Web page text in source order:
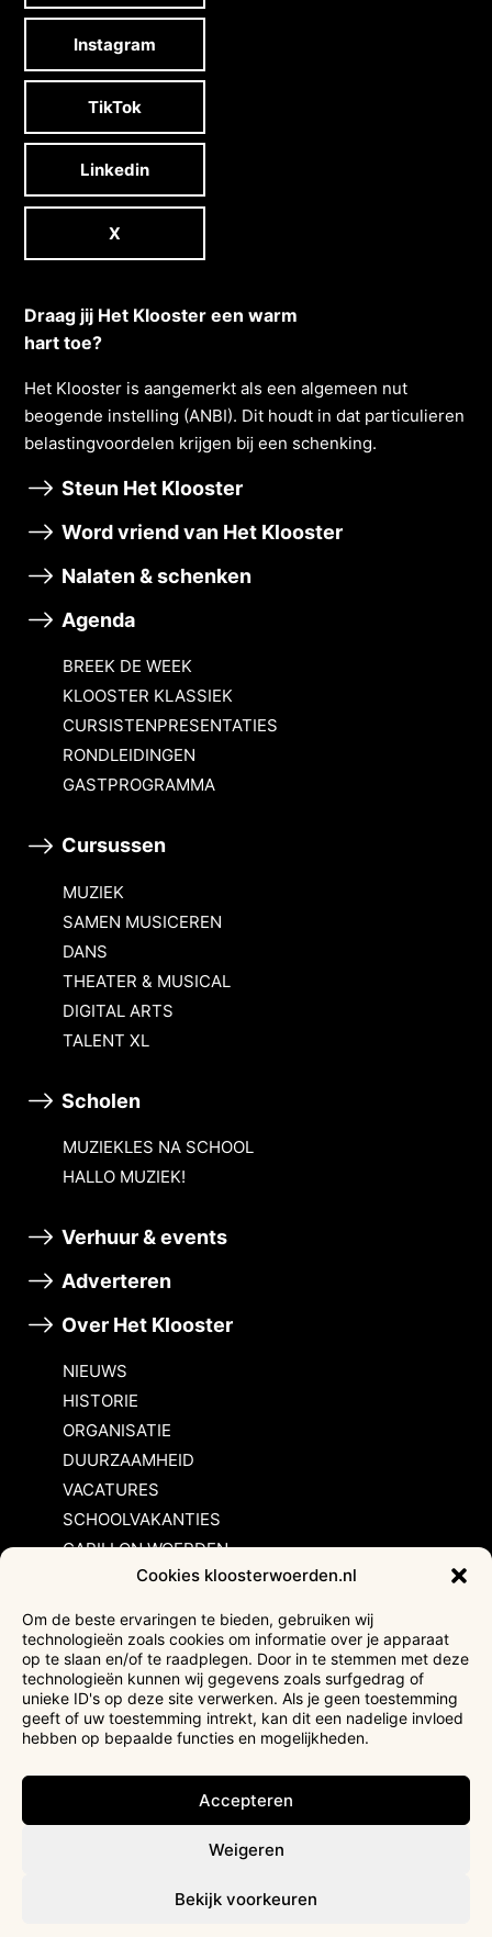
Cookies kloosterwoerden.nl
Om de beste ervaringen te bieden, gebruiken wij
technologieën zoals cookies om informatie over je apparaat
op te slaan en/of te raadplegen. Door in te stemmen met deze
technologieën kunnen wij gegevens zoals surfgedrag of
unieke ID's op deze site verwerken. Als je geen toestemming
geeft of uw toestemming intrekt, kan dit een nadelige invloed
hebben op bepaalde functies en mogelijkheden.
Accepteren
Weigeren
Bekijk voorkeuren
Instagram
TikTok
Linkedin
X
Draag jij Het Klooster een warm
hart toe?
Het Klooster is aangemerkt als een algemeen nut
beogende instelling (ANBI). Dit houdt in dat particulieren
belastingvoordelen krĳgen bĳ een schenking.
Steun Het Klooster
Word vriend van Het Klooster
Nalaten & schenken
Agenda
BREEK DE WEEK
KLOOSTER KLASSIEK
CURSISTENPRESENTATIES
RONDLEIDINGEN
GASTPROGRAMMA
Cursussen
MUZIEK
SAMEN MUSICEREN
DANS
THEATER & MUSICAL
DIGITAL ARTS
TALENT XL
Scholen
MUZIEKLES NA SCHOOL
HALLO MUZIEK!
Verhuur & events
Adverteren
Over Het Klooster
NIEUWS
HISTORIE
ORGANISATIE
DUURZAAMHEID
VACATURES
SCHOOLVAKANTIES
CARILLON WOERDEN
Inschrijvingsvoorwaarden
Bezoekersvoorwaarden
Huurvoorwaarden
Privacyverklaring
Ticketverkoop